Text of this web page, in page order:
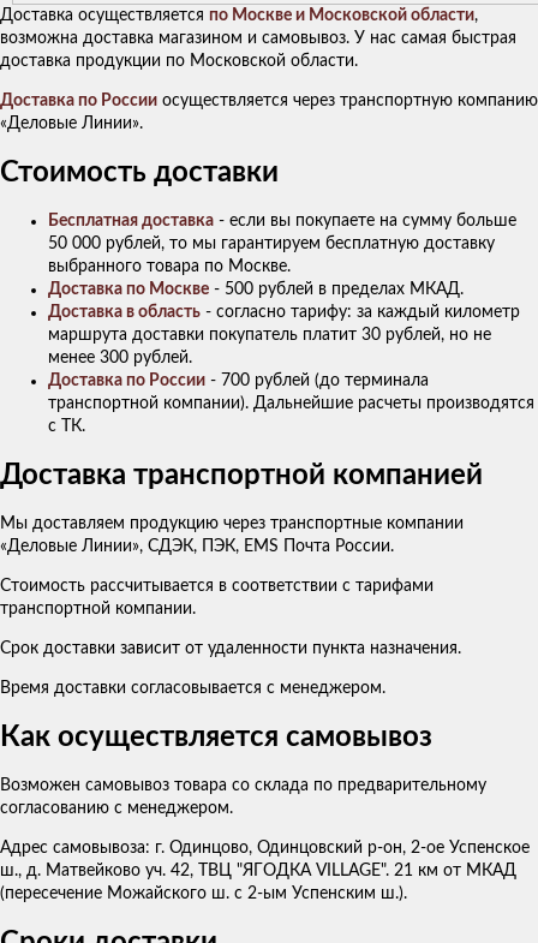
Доставка осуществляется по Москве и Московской области,
возможна доставка магазином и самовывоз. У нас самая быстрая
доставка продукции по Московской области.
Доставка по России осуществляется через транспортную компанию
«Деловые Линии».
Стоимость доставки
Бесплатная доставка - если вы покупаете на сумму больше
50 000 рублей, то мы гарантируем бесплатную доставку
выбранного товара по Москве.
Доставка по Москве - 500 рублей в пределах МКАД.
Доставка в область - согласно тарифу: за каждый километр
маршрута доставки покупатель платит 30 рублей, но не
менее 300 рублей.
Доставка по России - 700 рублей (до терминала
транспортной компании). Дальнейшие расчеты производятся
с ТК.
Доставка транспортной компанией
Мы доставляем продукцию через транспортные компании
«Деловые Линии», СДЭК, ПЭК, EMS Почта России.
Стоимость рассчитывается в соответствии с тарифами
транспортной компании.
Срок доставки зависит от удаленности пункта назначения.
Время доставки согласовывается с менеджером.
Как осуществляется самовывоз
Возможен самовывоз товара со склада по предварительному
согласованию с менеджером.
Адрес самовывоза: г. Одинцово, Одинцовский р-он, 2-ое Успенское
ш., д. Матвейково уч. 42, ТВЦ "ЯГОДКА VILLAGE". 21 км от МКАД
(пересечение Можайского ш. с 2-ым Успенским ш.).